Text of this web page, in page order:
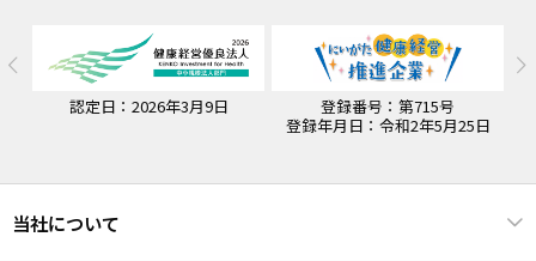
2026年3月9日
登録番号：第715号
登録年月日：令和2年5月25日
認定期間：令和7年
10年3月
当社について